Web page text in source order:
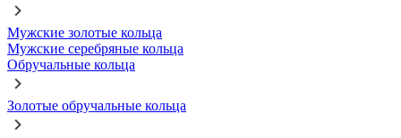
Мужские золотые кольца
Мужские серебряные кольца
Обручальные кольца
Золотые обручальные кольца